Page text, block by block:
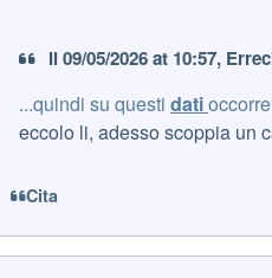
Il 09/05/2026 at 10:57,
...quindi su questi dati
eccolo li, adesso scoppia un
Cita